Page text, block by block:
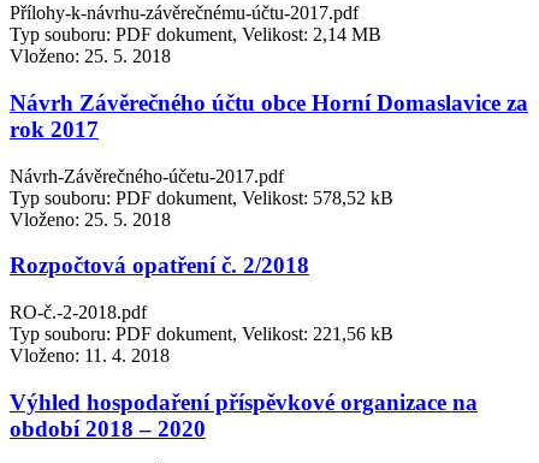
Přílohy-k-návrhu-závěrečnému-účtu-2017.pdf
Typ souboru: PDF dokument, Velikost: 2,14 MB
Vloženo: 25. 5. 2018
Návrh Závěrečného účtu obce Horní Domaslavice za
rok 2017
Návrh-Závěrečného-účetu-2017.pdf
Typ souboru: PDF dokument, Velikost: 578,52 kB
Vloženo: 25. 5. 2018
Rozpočtová opatření č. 2/2018
RO-č.-2-2018.pdf
Typ souboru: PDF dokument, Velikost: 221,56 kB
Vloženo: 11. 4. 2018
Výhled hospodaření příspěvkové organizace na
období 2018 – 2020